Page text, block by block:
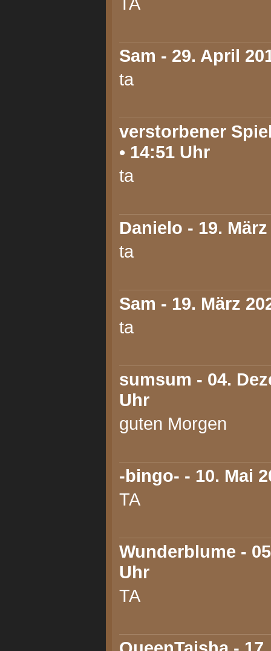
Sam - 29. April
ta
verstorbener
• 14:51 Uhr
ta
Danielo - 19.
ta
Sam - 19. März
ta
sumsum - 04.
Uhr
guten Morgen
-bingo- - 10. Mai
TA
Wunderblume -
Uhr
TA